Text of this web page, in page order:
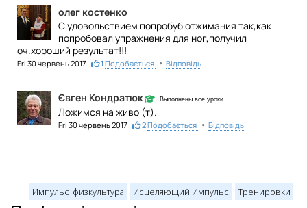
олег костенко
С удовольствием попробуб отжимания так,как
попробовал упражнения для ног,получил
оч.хороший результат!!!
Fri 30 червень 2017 1 Подобається • Відповідь
Євген Кондратюк Выполнены все уроки
Ложимся на живо (т).
Fri 30 червень 2017 2Подобається • Відповідь
Импульс_физкультура Исцеляющий Импульс Тренировки